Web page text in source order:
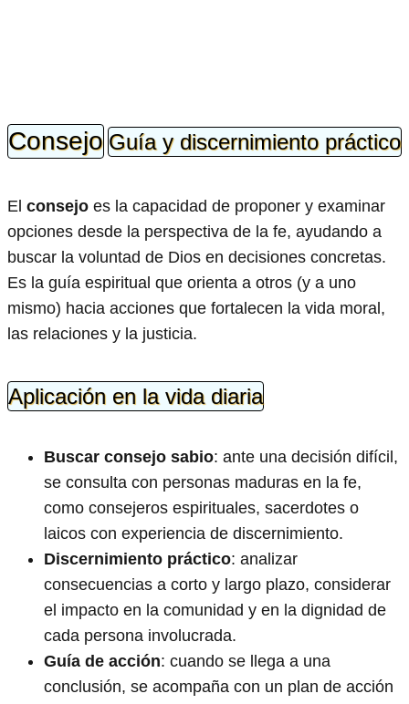
Consejo Guía y discernimiento práctico
El consejo es la capacidad de proponer y examinar
opciones desde la perspectiva de la fe, ayudando a
buscar la voluntad de Dios en decisiones concretas.
Es la guía espiritual que orienta a otros (y a uno
mismo) hacia acciones que fortalecen la vida moral,
las relaciones y la justicia.
Aplicación en la vida diaria
Buscar consejo sabio: ante una decisión difícil,
se consulta con personas maduras en la fe,
como consejeros espirituales, sacerdotes o
laicos con experiencia de discernimiento.
Discernimiento práctico: analizar
consecuencias a corto y largo plazo, considerar
el impacto en la comunidad y en la dignidad de
cada persona involucrada.
Guía de acción: cuando se llega a una
conclusión, se acompaña con un plan de acción